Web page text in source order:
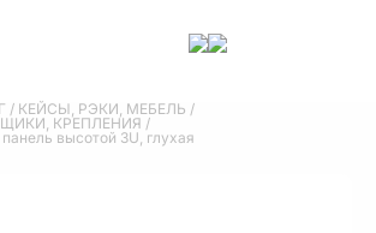
/ КЕЙСЫ, РЭКИ, МЕБЕЛЬ /
КРЕПЛЕНИЯ /
высотой 3U, глухая
3U панель высотой 3U,